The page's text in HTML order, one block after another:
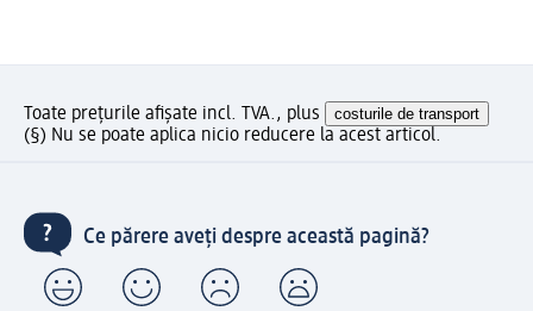
Toate prețurile afișate incl. TVA., plus costurile de transport
(§) Nu se poate aplica nicio reducere la acest articol.
Ce părere aveți despre această pagină?